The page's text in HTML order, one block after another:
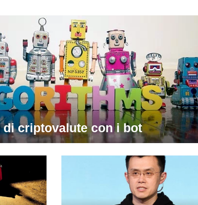
di criptovalute con i bot